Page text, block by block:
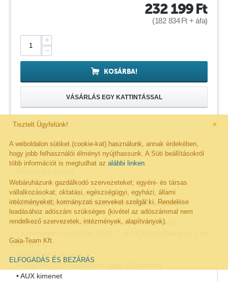
×
Tisztelt Ügyfelünk!
A weboldalon sütiket (cookie-kat) használunk, annak érdekében,
hogy jobb felhasználói élményt nyújthassunk. A Süti beállításokról
több információt is megtudhat az alábbi linken.
Webáruházunk gazdálkodó szervezeteket; egyéni- és társas
vállalkozásokat; oktatási, egészségügyi, egyházi, állami
intézményeket; kormányzati szerveket szolgál ki. Rendelése
leadásához adószám szükséges (kivétel az adószámmal nem
rendelkező szervezetek, intézmények, alapítványok).
Gaia-Team Kft.
ELFOGADÁS ÉS BEZÁRÁS
232 199Ft
(182 834Ft + áfa)
+
−
KOSÁRBA!
VÁSÁRLÁS EGY KATTINTÁSSAL
Kivánságlistára rakom Megosztás
AVMatrix Shark H4 4-csatornás HDMI keverő
• Bemenetek: 4 db HDMI (automatikus felismerés)
USB type-C
• RTMP/SRT stream
• AUX kimenet